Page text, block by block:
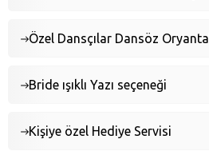
Özel Dansçılar Dansöz Oryantal
Bride ışıklı Yazı seçeneği
Kişiye özel Hediye Servisi